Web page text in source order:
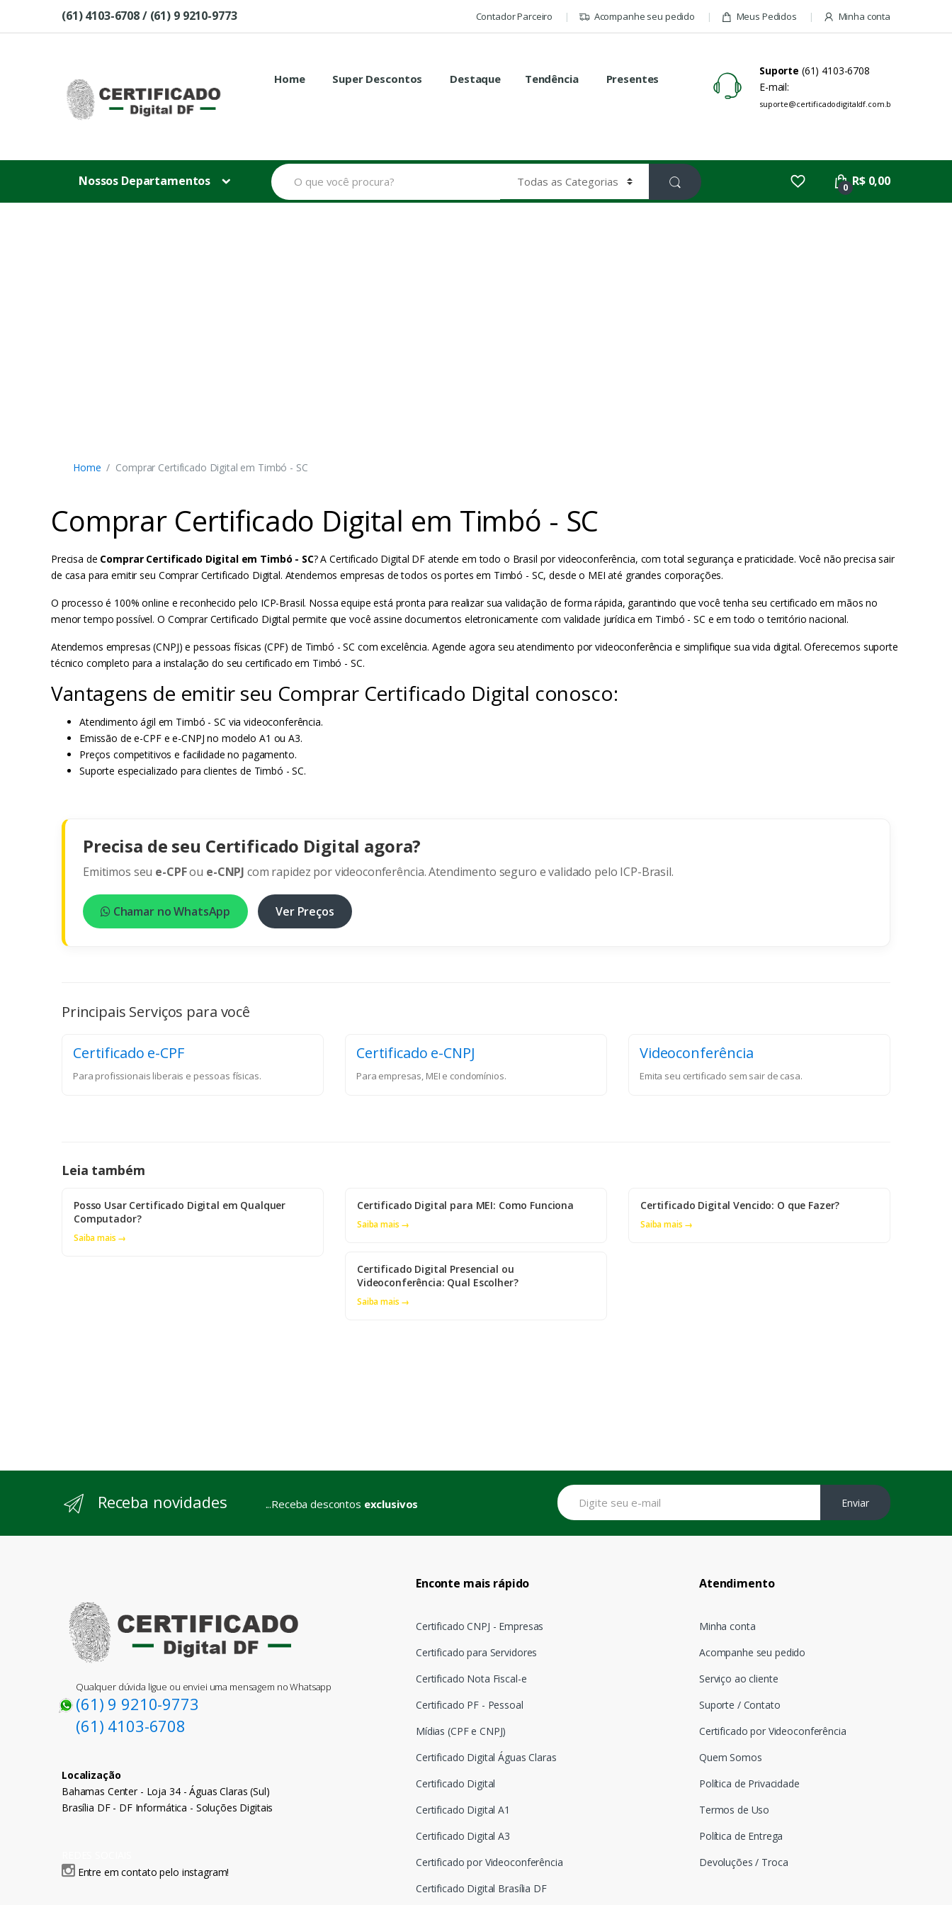
Skip to navigation
Skip to content(61) 4103-6708 / (61) 9 9210-9773 Contador Parceiro Acompanhe seu pedido Meus Pedidos Minha conta
Home Super Descontos Destaque Tendência Presentes
Suporte (61) 4103-6708
E-mail:
suporte@certificadodigitaldf.com.br
Nossos Departamentos
B
u
s
0 R$ 0,00
Home Comprar Certificado Digital em Timbó - SC
Comprar Certificado Digital em Timbó - SC
Precisa de Comprar Certificado Digital em Timbó - SC? A Certificado Digital DF atende em todo o Brasil por videoconferência, com total segurança e praticidade. Você não precisa sair
de casa para emitir seu Comprar Certificado Digital. Atendemos empresas de todos os portes em Timbó - SC, desde o MEI até grandes corporações.
O processo é 100% online e reconhecido pelo ICP-Brasil. Nossa equipe está pronta para realizar sua validação de forma rápida, garantindo que você tenha seu certificado em mãos no
menor tempo possível. O Comprar Certificado Digital permite que você assine documentos eletronicamente com validade jurídica em Timbó - SC e em todo o território nacional.
Atendemos empresas (CNPJ) e pessoas físicas (CPF) de Timbó - SC com excelência. Agende agora seu atendimento por videoconferência e simplifique sua vida digital. Oferecemos suporte
técnico completo para a instalação do seu certificado em Timbó - SC.
Vantagens de emitir seu Comprar Certificado Digital conosco:
Atendimento ágil em Timbó - SC via videoconferência.
Emissão de e-CPF e e-CNPJ no modelo A1 ou A3.
Preços competitivos e facilidade no pagamento.
Suporte especializado para clientes de Timbó - SC.
Precisa de seu Certificado Digital agora?
Emitimos seu e-CPFou e-CNPJ com rapidez por videoconferência. Atendimento seguro e validado pelo ICP-Brasil.
Chamar no WhatsApp Ver Preços
Principais Serviços para você
Certificado e-CPF
Para profissionais liberais e pessoas físicas.
Certificado e-CNPJ
Para empresas, MEI e condomínios.
Videoconferência
Emita seu certificado sem sair de casa.
Leia também
Posso Usar Certificado Digital em Qualquer
Computador?
Saiba mais →
Certificado Digital para MEI: Como Funciona
Saiba mais →
Certificado Digital Vencido: O que Fazer?
Saiba mais →
Certificado Digital Presencial ou
Videoconferência: Qual Escolher?
Saiba mais →
Receba novidades ...Receba descontos exclusivos Enviar
Enconte mais rápido
Certificado CNPJ - Empresas
Certificado para Servidores
Certificado Nota Fiscal-e
Certificado PF - Pessoal
Mídias (CPF e CNPJ)
Certificado Digital Águas Claras
Certificado Digital
Certificado Digital A1
Certificado Digital A3
Certificado por Videoconferência
Certificado Digital Brasília DF
Atendimento
Minha conta
Acompanhe seu pedido
Serviço ao cliente
Suporte / Contato
Certificado por Videoconferência
Quem Somos
Política de Privacidade
Termos de Uso
Política de Entrega
Devoluções / Troca
Qualquer dúvida ligue ou enviei uma mensagem no Whatsapp
(61) 9 9210-9773
(61) 4103-6708
Localização
Bahamas Center - Loja 34 - Águas Claras (Sul)
Brasília DF - DF Informática - Soluções Digitais
Entre em contato pelo instagram!